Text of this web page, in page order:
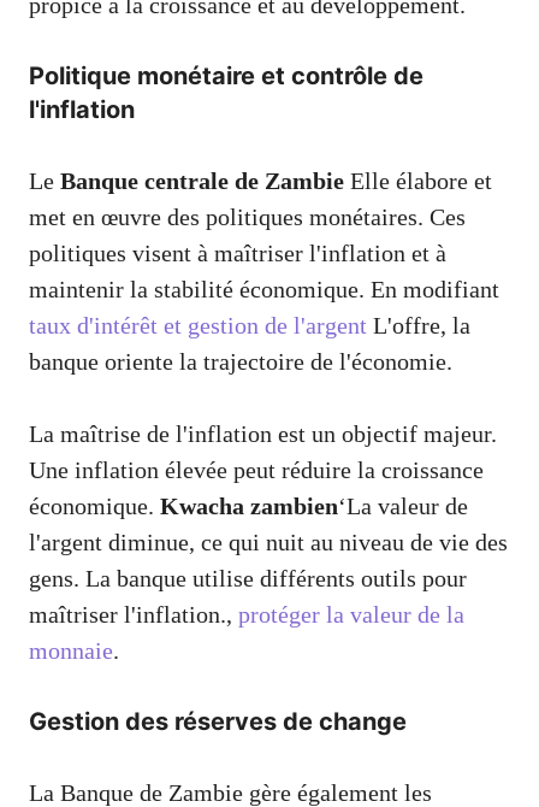
Politique monétaire et contrôle de
l'inflation
Le Banque centrale de Zambie Elle élabore et
met en œuvre des politiques monétaires. Ces
politiques visent à maîtriser l'inflation et à
maintenir la stabilité économique. En modifiant
taux d'intérêt et gestion de l'argent L'offre, la
banque oriente la trajectoire de l'économie.
La maîtrise de l'inflation est un objectif majeur.
Une inflation élevée peut réduire la croissance
économique. Kwacha zambien‘La valeur de
l'argent diminue, ce qui nuit au niveau de vie des
gens. La banque utilise différents outils pour
maîtriser l'inflation., protéger la valeur de la
monnaie.
Gestion des réserves de change
La Banque de Zambie gère également les